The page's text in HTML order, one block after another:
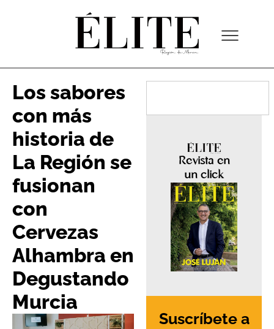
Los sabores
con más
historia de
La Región se
fusionan
con
Cervezas
Alhambra en
Degustando
Murcia
Revista en
un click
Suscríbete a